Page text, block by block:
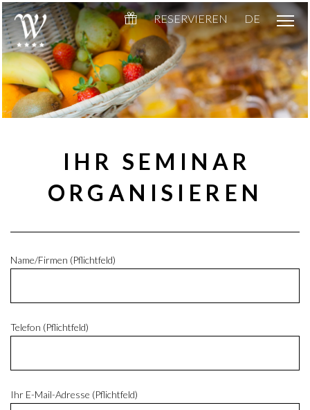
RESERVIEREN DE
IHR SEMINAR
ORGANISIEREN
Name/Firmen (Pflichtfeld)
Telefon (Pflichtfeld)
Ihr E-Mail-Adresse (Pflichtfeld)